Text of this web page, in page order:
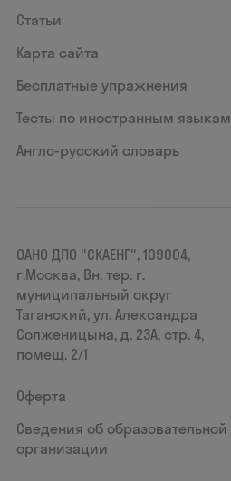
Статьи
Карта сайта
Бесплатные упражнения
Тесты по иностранным языкам
Англо-русский словарь
ОАНО ДПО "СКАЕНГ", 109004,
г.Москва, Вн. тер. г.
муниципальный округ
Таганский, ул. Александра
Солженицына, д. 23А, стр. 4,
помещ. 2/1
Оферта
Сведения об образовательной
организации